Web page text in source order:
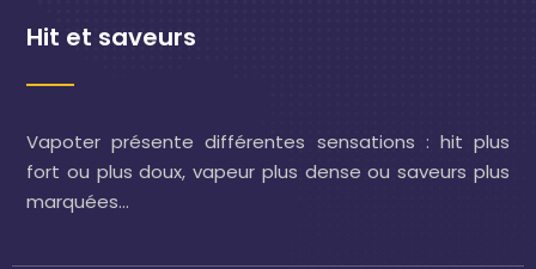
Hit et saveurs
Vapoter présente différentes sensations : hit plus
fort ou plus doux, vapeur plus dense ou saveurs plus
marquées…